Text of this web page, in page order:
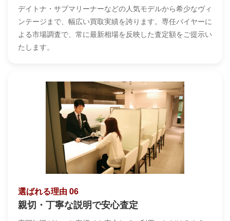
デイトナ・サブマリーナーなどの人気モデルから希少なヴィ
ンテージまで、幅広い買取実績を誇ります。専任バイヤーに
よる市場調査で、常に最新相場を反映した査定額をご提示い
たします。
選ばれる理由 06
親切・丁寧な説明で安心査定